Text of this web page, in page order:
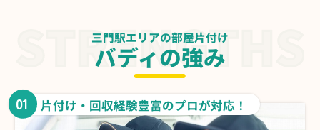
三門駅エリアの部屋片付け
バディの強み
01 片付け・回収経験豊富のプロが対応！